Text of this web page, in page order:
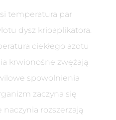
temperatura par
dysz krioaplikatora.
ciekłego azotu
krwionośne zwężają
spowolnienia
zaczyna się
naczynia rozszerzają